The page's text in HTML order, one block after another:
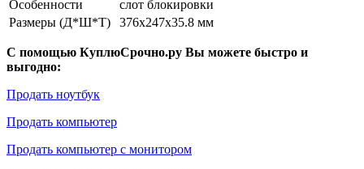
Особенности
слот блокировки
Размеры (Д*Ш*Т)
376x247x35.8 мм
С помощью КуплюСрочно.ру Вы можете быстро и
выгодно:
Продать ноутбук
Продать компьютер
Продать компьютер с монитором